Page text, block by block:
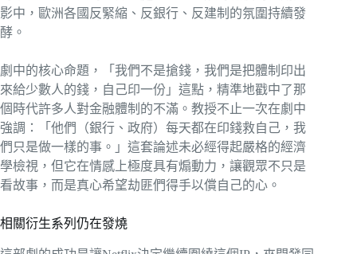
影中，歐洲各國反緊縮、反銀行、反建制的氛圍持續發
酵。
劇中的核心命題，「我們不是搶錢，我們是把體制印出
來給少數人的錢，自己印一份」這點，精準地戳中了那
個時代許多人對金融體制的不滿。教授不止一次在劇中
強調：「他們（銀行、政府）每天都在印錢救自己，我
們只是做一樣的事。」這套論述未必經得起嚴格的經濟
學檢視，但它在情感上極度具有煽動力，讓觀眾不只是
看故事，而是真心希望劫匪們得手以償自己的心。
相關衍生系列仍在發燒